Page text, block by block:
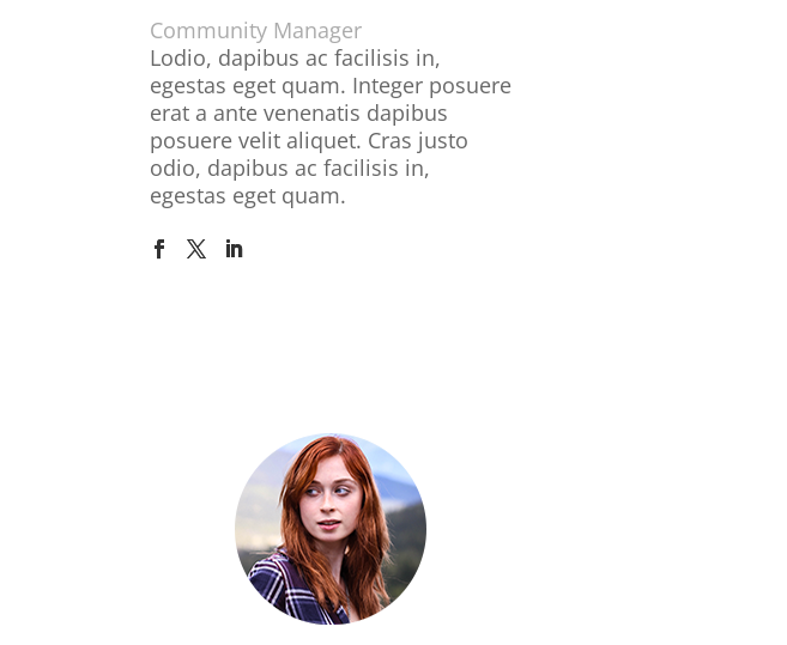
Community Manager
Lodio, dapibus ac facilisis in,
egestas eget quam. Integer posuere
erat a ante venenatis dapibus
posuere velit aliquet. Cras justo
odio, dapibus ac facilisis in,
egestas eget quam.